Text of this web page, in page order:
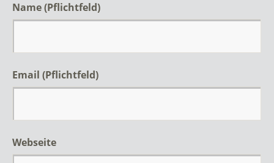
Name (Pflichtfeld)
Email (Pflichtfeld)
Webseite